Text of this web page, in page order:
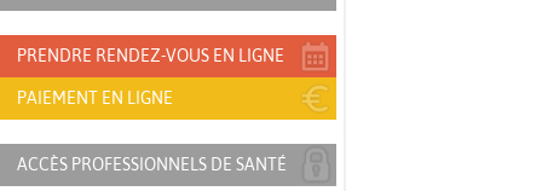
PRENDRE RENDEZ-VOUS EN LIGNE
PAIEMENT EN LIGNE
ACCÈS PROFESSIONNELS DE SANTÉ